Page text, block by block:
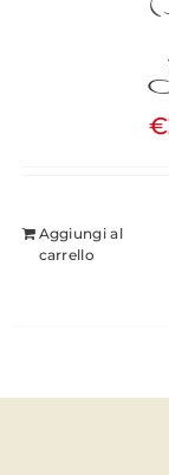
€
Aggiungi al
carrello